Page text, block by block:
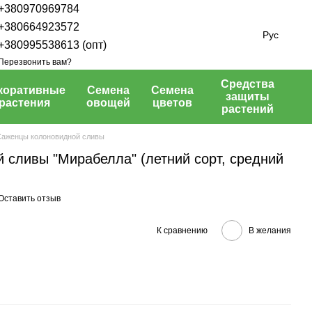
(опт)
вам?
Рус
растения
Семена
овощей
Семена
цветов
Средства
защиты
растений
колоновидной сливы
сливы "Мирабелла" (летний сорт, средний
отзыв
К сравнению В желания